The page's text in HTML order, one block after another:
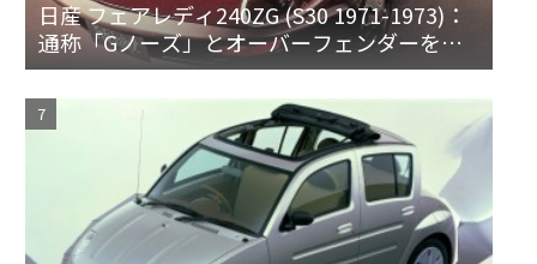
日産 フェアレディ240ZG (S30 1971-1973)：
通称「Gノーズ」とオーバーフェンダーを装
備した特別なZ